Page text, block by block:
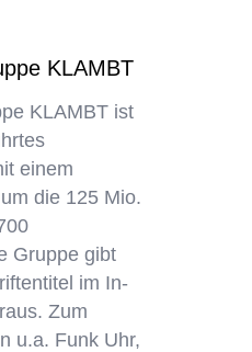
KLAMBT
KLAMBT ist
einem
die 125 Mio.
Gruppe gibt
im In-
Zum
u.a. Funk Uhr,